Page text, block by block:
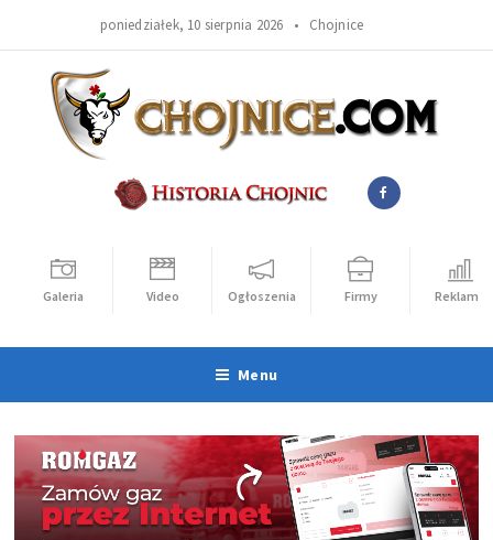
poniedziałek, 10 sierpnia 2026 • Chojnice
Galeria Video Ogłoszenia Firmy Reklama
Menu